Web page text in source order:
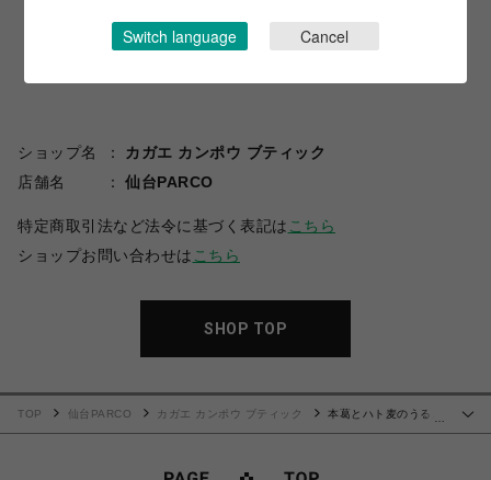
ショップ名
カガエ カンポウ ブティック
店舗名
仙台PARCO
特定商取引法など法令に基づく表記は こちら
ショップお問い合わせは こちら
SHOP TOP
…
TOP 仙台PARCO カガエ カンポウ ブティック
本葛とハト麦のうるお
Switch language Cancel